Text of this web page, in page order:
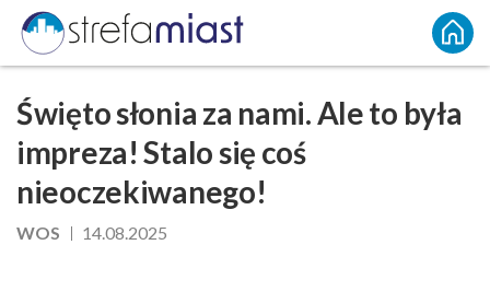
Święto słonia za nami. Ale to była
impreza! Stalo się coś
nieoczekiwanego!
WOS 14.08.2025